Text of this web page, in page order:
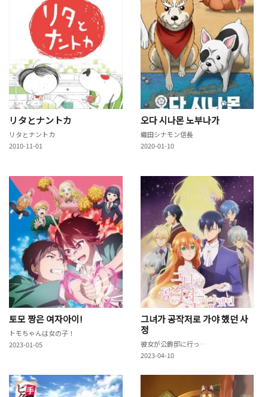
リタとナントカ
リタとナントカ
2010-11-01
오다 시나몬 노부나가
織田シナモン信長
2020-01-10
토모 짱은 여자아이!
トモちゃんは女の子！
2023-01-05
그녀가 공작저로 가야 했던 사
정
彼女が公爵邸に行った理由
2023-04-10